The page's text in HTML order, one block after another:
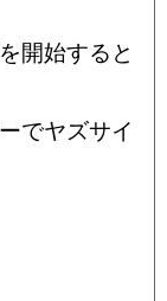
開始すると
でヤズサイ